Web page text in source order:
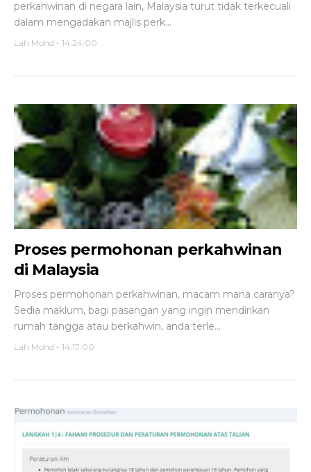
perkahwinan di negara lain, Malaysia turut tidak terkecuali
dalam mengadakan majlis perk...
Lah Mohd - 14:24:00
Proses permohonan perkahwinan
di Malaysia
Proses permohonan perkahwinan, macam mana caranya?
Sedia maklum, bagi pasangan yang ingin mendirikan
rumah tangga atau berkahwin, anda terle...
Lah Mohd - 14:17:00